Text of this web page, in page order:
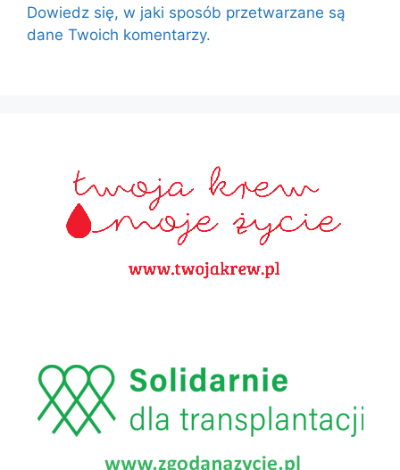
Dowiedz się, w jaki sposób przetwarzane są
dane Twoich komentarzy.